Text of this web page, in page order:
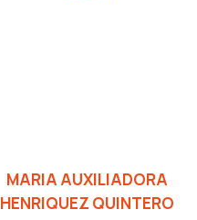
MARIA AUXILIADORA
HENRIQUEZ QUINTERO